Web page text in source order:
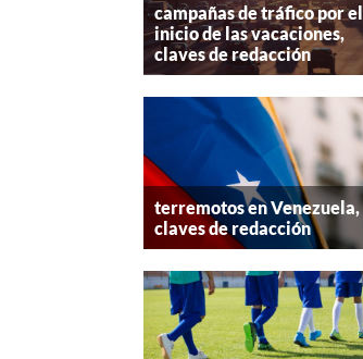
campañas de tráfico por el
inicio de las vacaciones,
claves de redacción
terremotos en Venezuela,
claves de redacción